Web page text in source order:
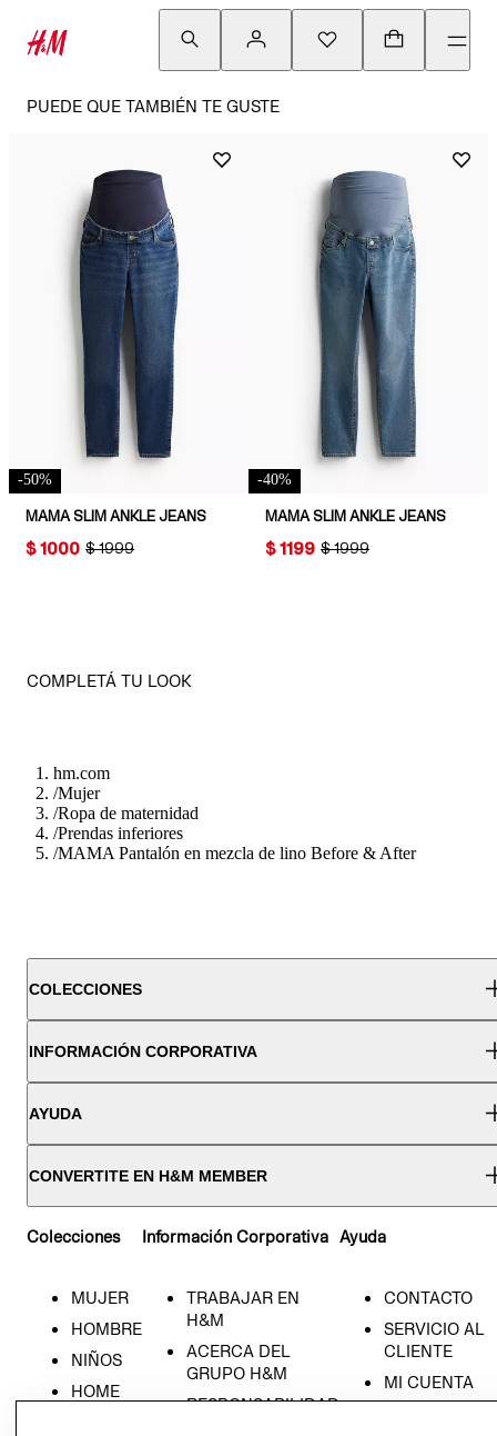
PUEDE QUE TAMBIÉN TE GUSTE
-50%
MAMA SLIM ANKLE JEANS
ORIGINAL PRICE:
$ 1999
PRICE:
$ 1000
-40%
MAMA SLIM ANKLE JEANS
ORIGINAL PRICE:
$ 1999
PRICE:
$ 1199
COMPLETÁ TU LOOK
hm.com
/Mujer
/Ropa de maternidad
/Prendas inferiores
/MAMA Pantalón en mezcla de lino Before & After
COLECCIONES
INFORMACIÓN CORPORATIVA
AYUDA
CONVERTITE EN H&M MEMBER
Colecciones
MUJER
HOMBRE
NIÑOS
HOME
Información Corporativa
TRABAJAR EN
H&M
ACERCA DEL
GRUPO H&M
RESPONSABILIDAD
Ayuda
CONTACTO
SERVICIO AL
CLIENTE
MI CUENTA